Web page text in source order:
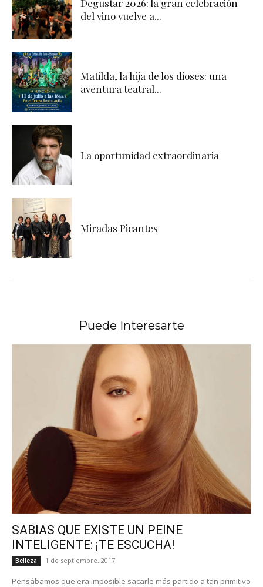
Degustar 2026: la gran celebración
del vino vuelve a...
Matilda, la hija de los dioses: una
aventura teatral...
La oportunidad extraordinaria
Miradas Picantes
Puede Interesarte
SABIAS QUE EXISTE UN PEINE
INTELIGENTE: ¡TE ESCUCHA!
Belleza 1 de septiembre, 2017
Pensábamos que era imposible sacarle más partido a tan primitivo